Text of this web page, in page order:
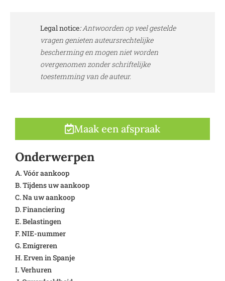
Legal notice:Antwoorden op veel gestelde
vragen genieten auteursrechtelijke
bescherming en mogen niet worden
overgenomen zonder schriftelijke
toestemming van de auteur.
Maak een afspraak
Onderwerpen
A. Vóór aankoop
B. Tijdens uw aankoop
C. Na uw aankoop
D. Financiering
E. Belastingen
F. NIE-nummer
G. Emigreren
H. Erven in Spanje
I. Verhuren